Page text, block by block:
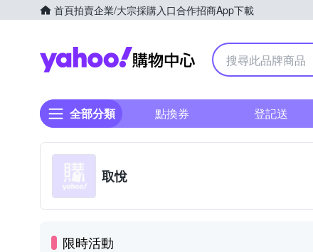
首頁拍賣企業/大宗採購入口合作招商App下載
Yahoo購物中心
全部分類 點換券 登記送
取悅
限時活動